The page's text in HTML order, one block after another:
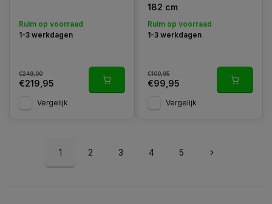
Ruim op voorraad
1-3 werkdagen
€249,00
€219,95
Vergelijk
182 cm
Ruim op voorraad
1-3 werkdagen
€109,95
€99,95
Vergelijk
1 2 3 4 5